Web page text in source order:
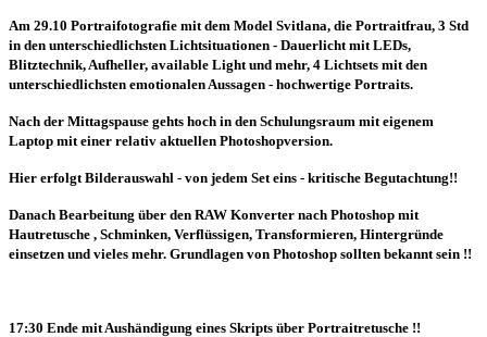
Am 29.10 Portraifotografie mit dem Model Svitlana, die Portraitfrau, 3 Std
in den unterschiedlichsten Lichtsituationen - Dauerlicht mit LEDs,
Blitztechnik, Aufheller, available Light und mehr, 4 Lichtsets mit den
unterschiedlichsten emotionalen Aussagen - hochwertige Portraits.
Nach der Mittagspause gehts hoch in den Schulungsraum mit eigenem
Laptop mit einer relativ aktuellen Photoshopversion.
Hier erfolgt Bilderauswahl - von jedem Set eins - kritische Begutachtung!!
Danach Bearbeitung über den RAW Konverter nach Photoshop mit
Hautretusche , Schminken, Verflüssigen, Transformieren, Hintergründe
einsetzen und vieles mehr. Grundlagen von Photoshop sollten bekannt sein !!
17:30 Ende mit Aushändigung eines Skripts über Portraitretusche !!